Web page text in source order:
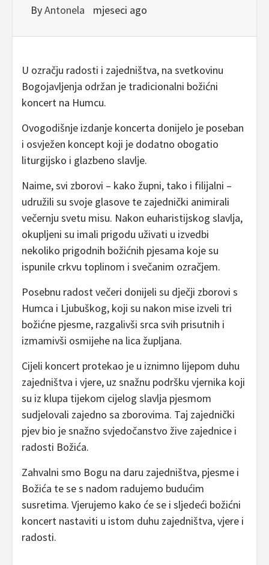
ByAntonela mjeseci ago
U ozračju radosti i zajedništva, na svetkovinu
Bogojavljenja održan je tradicionalni božićni
koncert na Humcu.
Ovogodišnje izdanje koncerta donijelo je poseban
i osvježen koncept koji je dodatno obogatio
liturgijsko i glazbeno slavlje.
Naime, svi zborovi – kako župni, tako i filijalni –
udružili su svoje glasove te zajednički animirali
večernju svetu misu. Nakon euharistijskog slavlja,
okupljeni su imali prigodu uživati u izvedbi
nekoliko prigodnih božićnih pjesama koje su
ispunile crkvu toplinom i svečanim ozračjem.
Posebnu radost večeri donijeli su dječji zborovi s
Humca i Ljubuškog, koji su nakon mise izveli tri
božićne pjesme, razgalivši srca svih prisutnih i
izmamivši osmijehe na lica župljana.
Cijeli koncert protekao je u iznimno lijepom duhu
zajedništva i vjere, uz snažnu podršku vjernika koji
su iz klupa tijekom cijelog slavlja pjesmom
sudjelovali zajedno sa zborovima. Taj zajednički
pjev bio je snažno svjedočanstvo žive zajednice i
radosti Božića.
Zahvalni smo Bogu na daru zajedništva, pjesme i
Božića te se s nadom radujemo budućim
susretima. Vjerujemo kako će se i sljedeći božićni
koncert nastaviti u istom duhu zajedništva, vjere i
radosti.